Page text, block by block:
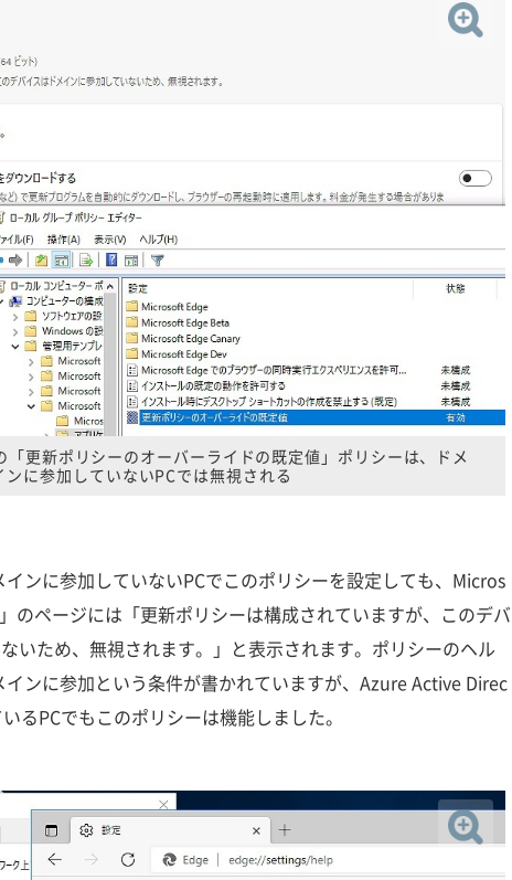
更新ポリシーのオーバーライドの既定値」ポリシーは、ドメ
ンに参加していないPCでは無視される
ンに参加していないPCでこのポリシーを設定しても、Micros
のページには「更新ポリシーは構成されていますが、このデバ
いため、無視されます。」と表示されます。ポリシーのヘル
ンに参加という条件が書かれていますが、Azure Active Direc
るPCでもこのポリシーは機能しました。